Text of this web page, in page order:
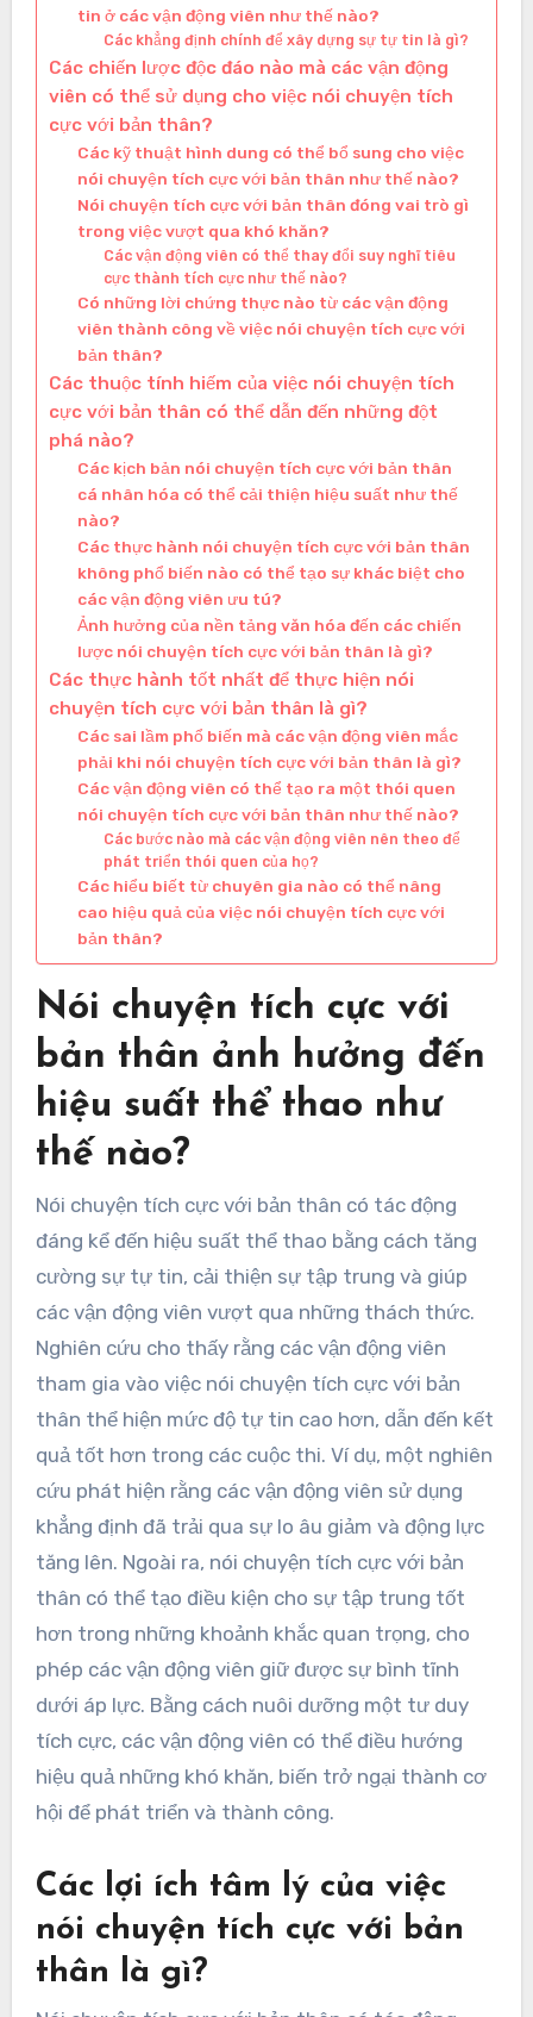
tin ở các vận động viên như thế nào?
Các khẳng định chính để xây dựng sự tự tin là gì?
Các chiến lược độc đáo nào mà các vận động
viên có thể sử dụng cho việc nói chuyện tích
cực với bản thân?
Các kỹ thuật hình dung có thể bổ sung cho việc
nói chuyện tích cực với bản thân như thế nào?
Nói chuyện tích cực với bản thân đóng vai trò gì
trong việc vượt qua khó khăn?
Các vận động viên có thể thay đổi suy nghĩ tiêu
cực thành tích cực như thế nào?
Có những lời chứng thực nào từ các vận động
viên thành công về việc nói chuyện tích cực với
bản thân?
Các thuộc tính hiếm của việc nói chuyện tích
cực với bản thân có thể dẫn đến những đột
phá nào?
Các kịch bản nói chuyện tích cực với bản thân
cá nhân hóa có thể cải thiện hiệu suất như thế
nào?
Các thực hành nói chuyện tích cực với bản thân
không phổ biến nào có thể tạo sự khác biệt cho
các vận động viên ưu tú?
Ảnh hưởng của nền tảng văn hóa đến các chiến
lược nói chuyện tích cực với bản thân là gì?
Các thực hành tốt nhất để thực hiện nói
chuyện tích cực với bản thân là gì?
Các sai lầm phổ biến mà các vận động viên mắc
phải khi nói chuyện tích cực với bản thân là gì?
Các vận động viên có thể tạo ra một thói quen
nói chuyện tích cực với bản thân như thế nào?
Các bước nào mà các vận động viên nên theo để
phát triển thói quen của họ?
Các hiểu biết từ chuyên gia nào có thể nâng
cao hiệu quả của việc nói chuyện tích cực với
bản thân?
Nói chuyện tích cực với
bản thân ảnh hưởng đến
hiệu suất thể thao như
thế nào?
Nói chuyện tích cực với bản thân có tác động
đáng kể đến hiệu suất thể thao bằng cách tăng
cường sự tự tin, cải thiện sự tập trung và giúp
các vận động viên vượt qua những thách thức.
Nghiên cứu cho thấy rằng các vận động viên
tham gia vào việc nói chuyện tích cực với bản
thân thể hiện mức độ tự tin cao hơn, dẫn đến kết
quả tốt hơn trong các cuộc thi. Ví dụ, một nghiên
cứu phát hiện rằng các vận động viên sử dụng
khẳng định đã trải qua sự lo âu giảm và động lực
tăng lên. Ngoài ra, nói chuyện tích cực với bản
thân có thể tạo điều kiện cho sự tập trung tốt
hơn trong những khoảnh khắc quan trọng, cho
phép các vận động viên giữ được sự bình tĩnh
dưới áp lực. Bằng cách nuôi dưỡng một tư duy
tích cực, các vận động viên có thể điều hướng
hiệu quả những khó khăn, biến trở ngại thành cơ
hội để phát triển và thành công.
Các lợi ích tâm lý của việc
nói chuyện tích cực với bản
thân là gì?